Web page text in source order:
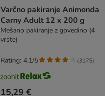
Varčno pakiranje Animonda
Carny Adult 12 x 200 g
Mešano pakiranje z govedino (4
vrste)
15,29 €
Rating: 4.1/5 (3175)